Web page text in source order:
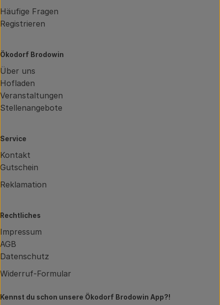
Häufige Fragen
Registrieren
Ökodorf Brodowin
Über uns
Hofladen
Veranstaltungen
Stellenangebote
Service
Kontakt
Gutschein
Reklamation
Rechtliches
Impressum
AGB
Datenschutz
Widerruf-Formular
Kennst du schon unsere Ökodorf Brodowin App?!